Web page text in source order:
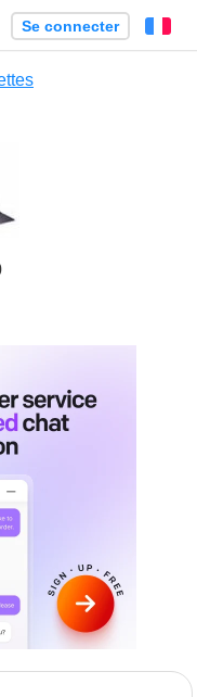
Se connecter